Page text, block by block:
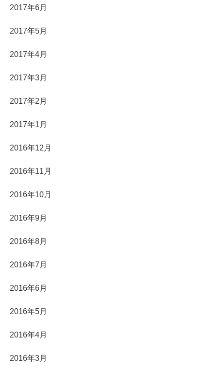
2017年6月
2017年5月
2017年4月
2017年3月
2017年2月
2017年1月
2016年12月
2016年11月
2016年10月
2016年9月
2016年8月
2016年7月
2016年6月
2016年5月
2016年4月
2016年3月